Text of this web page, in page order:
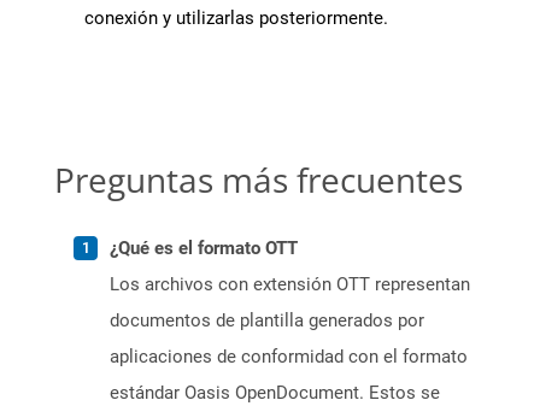
conexión y utilizarlas posteriormente.
Preguntas más frecuentes
¿Qué es el formato OTT
Los archivos con extensión OTT representan
documentos de plantilla generados por
aplicaciones de conformidad con el formato
estándar Oasis OpenDocument. Estos se